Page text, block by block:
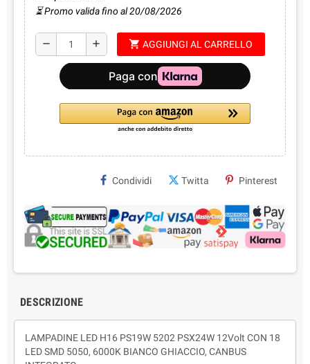
⏳ Promo valida fino al 20/08/2026
remove add shopping_cart AGGIUNGI AL CARRELLO
Condividi Twitta Pinterest
DESCRIZIONE
LAMPADINE LED H16 PS19W 5202 PSX24W 12Volt CON 18
LED SMD 5050, 6000K BIANCO GHIACCIO, CANBUS